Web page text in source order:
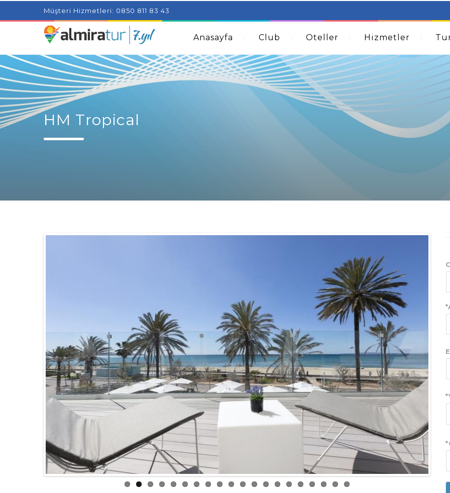
Project Milenial featuring news blogs and tutorials How A
Kids Amazingly Simple Skin Care Tips For People With Acne
Müşteri Hizmetleri: 0850 811 83 43
Anasayfa Club Oteller Hizmetler
HM Tropical